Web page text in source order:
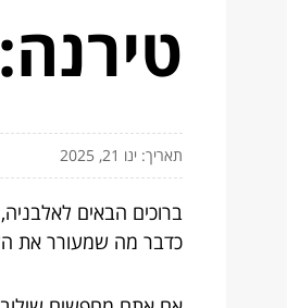
תאריך: ינו 21, 2025
ברוכים הבאים
כדבר מה שמעורר את